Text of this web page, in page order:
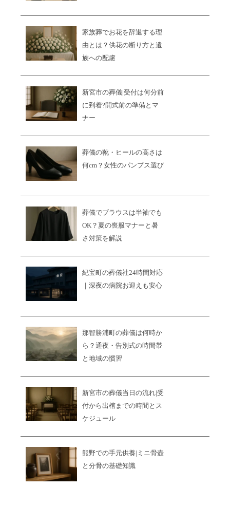
家族葬でお花を辞退する理
由とは？供花の断り方と遺
族への配慮
新宮市の葬儀|受付は何分前
に到着?開式前の準備とマ
ナー
葬儀の靴・ヒールの高さは
何cm？女性のパンプス選び
葬儀でブラウスは半袖でも
OK？夏の喪服マナーと暑
さ対策を解説
紀宝町の葬儀社24時間対応
｜深夜の病院お迎えも安心
那智勝浦町の葬儀は何時か
ら？通夜・告別式の時間帯
と地域の慣習
新宮市の葬儀当日の流れ|受
付から出棺までの時間とス
ケジュール
熊野での手元供養|ミニ骨壺
と分骨の基礎知識